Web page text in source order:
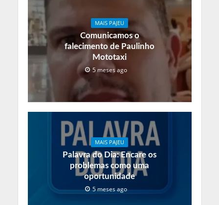
MAIS PAJEU
Comunicamos o
falecimento de Paulinho
Mototaxi
5 meses ago
MAIS PAJEU
Palavra do Dia: Encare os
problemas como uma
oportunidade
5 meses ago